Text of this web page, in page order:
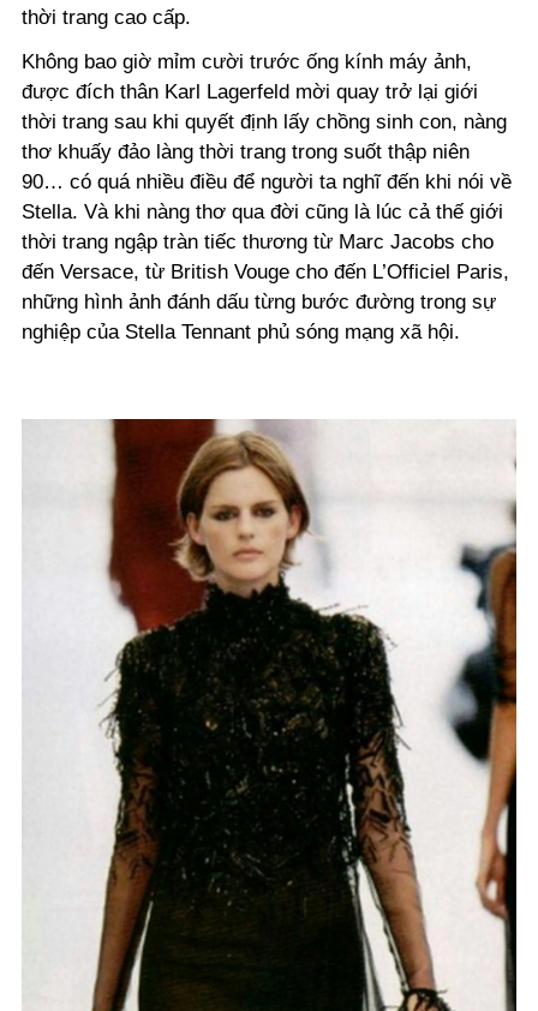
thời trang cao cấp.
Không bao giờ mỉm cười trước ống kính máy ảnh,
được đích thân Karl Lagerfeld mời quay trở lại giới
thời trang sau khi quyết định lấy chồng sinh con, nàng
thơ khuấy đảo làng thời trang trong suốt thập niên
90… có quá nhiều điều để người ta nghĩ đến khi nói về
Stella. Và khi nàng thơ qua đời cũng là lúc cả thế giới
thời trang ngập tràn tiếc thương từ Marc Jacobs cho
đến Versace, từ British Vouge cho đến L’Officiel Paris,
những hình ảnh đánh dấu từng bước đường trong sự
nghiệp của Stella Tennant phủ sóng mạng xã hội.